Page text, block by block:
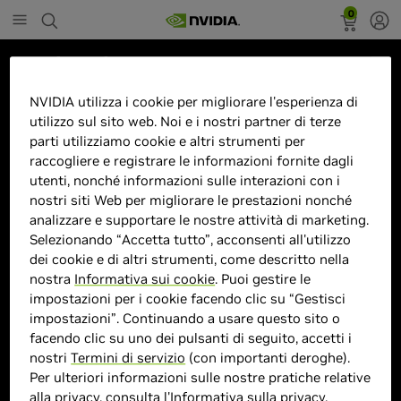
0
Marketplace
GeForce RTX 5060 8GB Dual Fan
> GPU : GeForce RTX 5060
> Dimensione memoria :
8GB GDDR7
> Velocità boost clock : 2497 MHz
> Sistema di raffreddamento :
Attivo
> MPN : 0751492797083
Prodotto esaurito
NVIDIA utilizza i cookie per migliorare l'esperienza di
utilizzo sul sito web. Noi e i nostri partner di terze
parti utilizziamo cookie e altri strumenti per
raccogliere e registrare le informazioni fornite dagli
utenti, nonché informazioni sulle interazioni con i
nostri siti Web per migliorare le prestazioni nonché
analizzare e supportare le nostre attività di marketing.
Selezionando “Accetta tutto”, acconsenti all'utilizzo
dei cookie e di altri strumenti, come descritto nella
nostra Informativa sui cookie. Puoi gestire le
impostazioni per i cookie facendo clic su “Gestisci
impostazioni”. Continuando a usare questo sito o
facendo clic su uno dei pulsanti di seguito, accetti i
nostriTermini di servizio (con importanti deroghe).
Per ulteriori informazioni sulle nostre pratiche relative
alla privacy, consulta l'Informativa sulla privacy.